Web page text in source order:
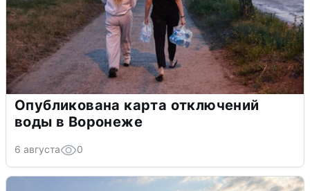
Опубликована карта отключений
воды в Воронеже
6 августа 0